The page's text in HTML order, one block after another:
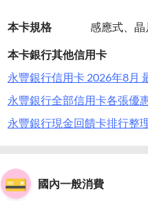
本卡規格 感應式、晶
本卡銀行其他信用卡
永豐銀行信用卡 2026年8月
永豐銀行全部信用卡各張優
永豐銀行現金回饋卡排行整
國內一般消費